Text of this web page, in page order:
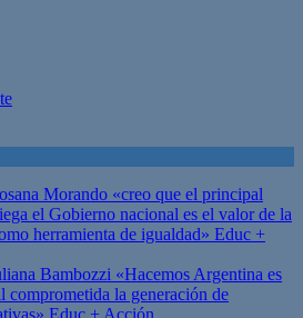
Morando «creo que el principal
el Gobierno nacional es el valor de la
herramienta de igualdad» Educ +
Bambozzi «Hacemos Argentina es
la generación de
Educ + Acción